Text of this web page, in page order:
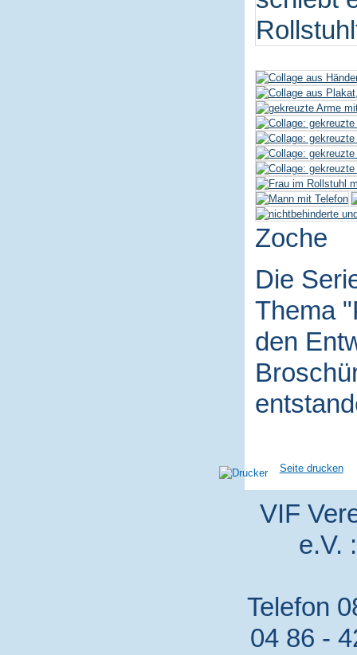
Zoche
Die
Thema
den
Seite drucken
VIF
e.V.
Telefon
04 86 -